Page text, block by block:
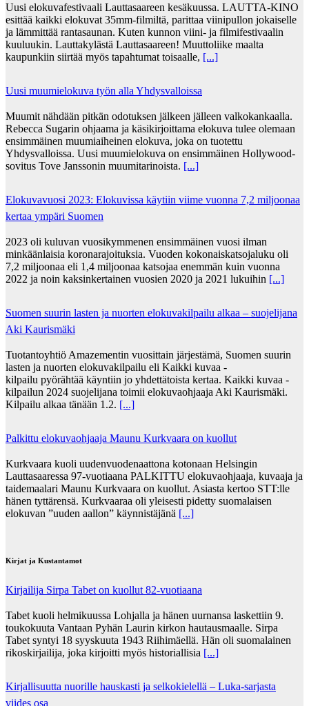
Uusi elokuvafestivaali Lauttasaareen kesäkuussa. LAUTTA-KINO
esittää kaikki elokuvat 35mm-filmiltä, parittaa viinipullon jokaiselle
ja lämmittää rantasaunan. Kuten kunnon viini- ja filmifestivaalin
kuuluukin. Lauttakylästä Lauttasaareen! Muuttoliike maalta
kaupunkiin siirtää myös tapahtumat toisaalle, [...]
Uusi muumielokuva työn alla Yhdysvalloissa
Muumit nähdään pitkän odotuksen jälkeen jälleen valkokankaalla.
Rebecca Sugarin ohjaama ja käsikirjoittama elokuva tulee olemaan
ensimmäinen muumiaiheinen elokuva, joka on tuotettu
Yhdysvalloissa. Uusi muumielokuva on ensimmäinen Hollywood-
sovitus Tove Janssonin muumitarinoista. [...]
Elokuvavuosi 2023: Elokuvissa käytiin viime vuonna 7,2 miljoonaa
kertaa ympäri Suomen
2023 oli kuluvan vuosikymmenen ensimmäinen vuosi ilman
minkäänlaisia koronarajoituksia. Vuoden kokonaiskatsojaluku oli
7,2 miljoonaa eli 1,4 miljoonaa katsojaa enemmän kuin vuonna
2022 ja noin kaksinkertainen vuosien 2020 ja 2021 lukuihin [...]
Suomen suurin lasten ja nuorten elokuvakilpailu alkaa – suojelijana
Aki Kaurismäki
Tuotantoyhtiö Amazementin vuosittain järjestämä, Suomen suurin
lasten ja nuorten elokuvakilpailu eli Kaikki kuvaa -
kilpailu pyörähtää käyntiin jo yhdettätoista kertaa. Kaikki kuvaa -
kilpailun 2024 suojelijana toimii elokuvaohjaaja Aki Kaurismäki.
Kilpailu alkaa tänään 1.2. [...]
Palkittu elokuvaohjaaja Maunu Kurkvaara on kuollut
Kurkvaara kuoli uudenvuodenaattona kotonaan Helsingin
Lauttasaaressa 97-vuotiaana PALKITTU elokuvaohjaaja, kuvaaja ja
taidemaalari Maunu Kurkvaara on kuollut. Asiasta kertoo STT:lle
hänen tyttärensä. Kurkvaaraa oli yleisesti pidetty suomalaisen
elokuvan ”uuden aallon” käynnistäjänä [...]
Kirjat ja Kustantamot
Kirjailija Sirpa Tabet on kuollut 82-vuotiaana
Tabet kuoli helmikuussa Lohjalla ja hänen uurnansa laskettiin 9.
toukokuuta Vantaan Pyhän Laurin kirkon hautausmaalle. Sirpa
Tabet syntyi 18 syyskuuta 1943 Riihimäellä. Hän oli suomalainen
rikoskirjailija, joka kirjoitti myös historiallisia [...]
Kirjallisuutta nuorille hauskasti ja selkokielellä – Luka-sarjasta
viides osa